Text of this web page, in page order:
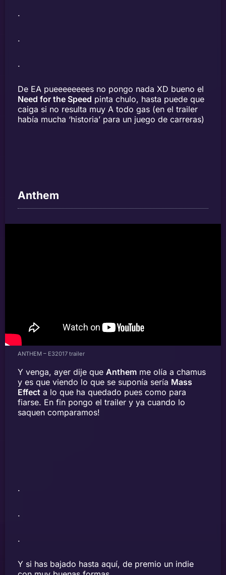
.
.
.
De EA pueeeeeeees no pongo nada XD bueno el
Need for the Speed pinta chulo, hasta puede que
caiga si no resulta muy A todo gas (en el trailer
había mucha ‘historia’ para un juego de carreras)
Anthem
ANTHEM – E32017 trailer
Y venga, ayer dije que Anthem me olía a chamus
y es que viendo lo que se suponía sería Mass
Effect a lo que ha quedado pues como para
fiarse. En fin pongo el trailer y ya cuando lo
saquen comparamos!
.
.
.
Y si has bajado hasta aquí, de premio un indie